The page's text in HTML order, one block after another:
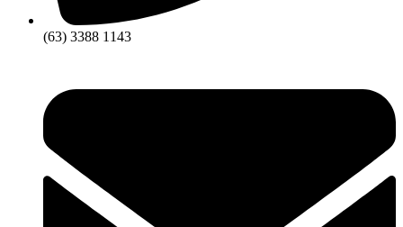
(63) 3388 1143